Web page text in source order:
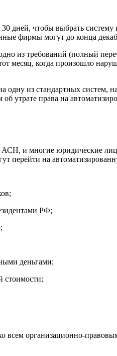
дней, чтобы выбрать
фирмы могут до конца
из требований (полный
когда произошло
одну из стандартных
утрате права на
и многие юридические
перейти на
РФ;
деньгами;
стоимости;
всем организационно-